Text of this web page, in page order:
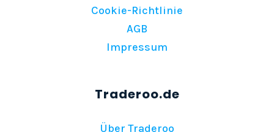
Cookie-Richtlinie
AGB
Impressum
Über Traderoo